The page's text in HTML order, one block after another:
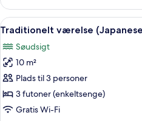
værelse
(Japanese
Style
5
People)
Indlæs
alle
billeder
af
Traditionelt
værelse
(Japanese
10
Traditionelt værelse
Søudsigt
10 m²
Plads til 3 personer
3 futoner (enkeltsenge)
Gratis Wi-Fi